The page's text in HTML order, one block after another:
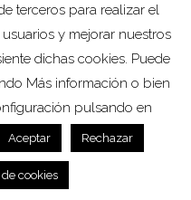
terceros para realizar el
y mejorar nuestros
dichas cookies. Puede
Más información o bien
pulsando en
Aceptar Rechazar
cookies